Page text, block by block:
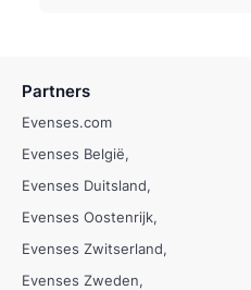
Partners
Evenses.com
Evenses België
Evenses Duitsland
Evenses Oostenrijk
Evenses Zwitserland
Evenses Zweden